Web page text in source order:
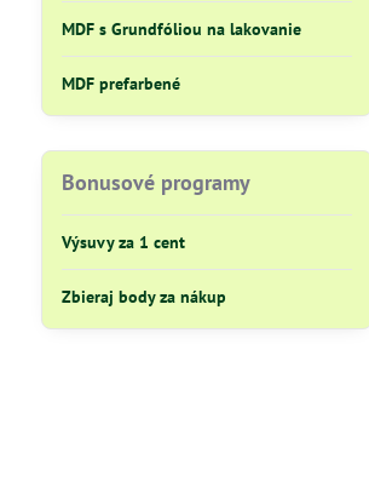
MDF s Grundfóliou na lakovanie
MDF prefarbené
Bonusové programy
Výsuvy za 1 cent
Zbieraj body za nákup